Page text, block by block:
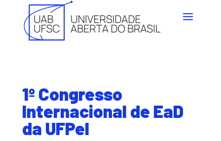
1º Congresso
Internacional de EaD
da UFPel